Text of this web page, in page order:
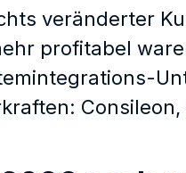
veränderter
profitabel